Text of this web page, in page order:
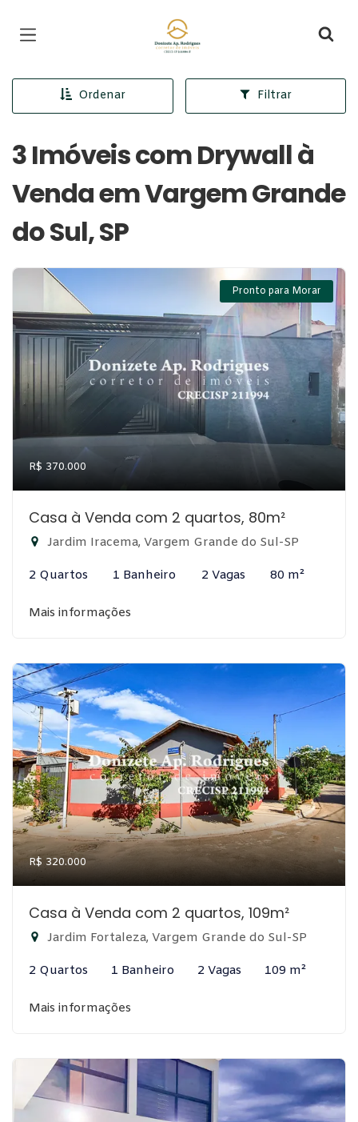
Página inicial
Ordenar Filtrar
3 Imóveis com Drywall à
Venda em Vargem Grande
do Sul, SP
Pronto para Morar
R$ 370.000
Casa à Venda com 2 quartos, 80m²
Jardim Iracema, Vargem Grande do Sul-SP
2 Quartos 1 Banheiro 2 Vagas 80 m²
Mais informações
R$ 320.000
Casa à Venda com 2 quartos, 109m²
Jardim Fortaleza, Vargem Grande do Sul-SP
2 Quartos 1 Banheiro 2 Vagas 109 m²
Mais informações